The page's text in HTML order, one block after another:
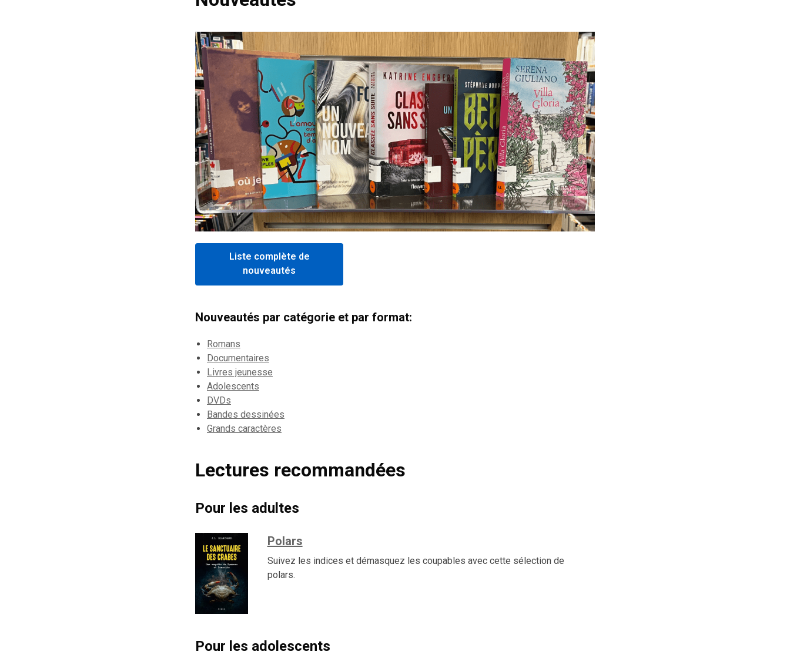
Liste complète de
nouveautés
Nouveautés par catégorie et par format:
Romans
Documentaires
Livres jeunesse
Adolescents
DVDs
Bandes dessinées
Grands caractères
Lectures recommandées
Pour les adultes
Polars
Suivez les indices et démasquez les coupables avec cette sélection de
polars.
Pour les adolescents